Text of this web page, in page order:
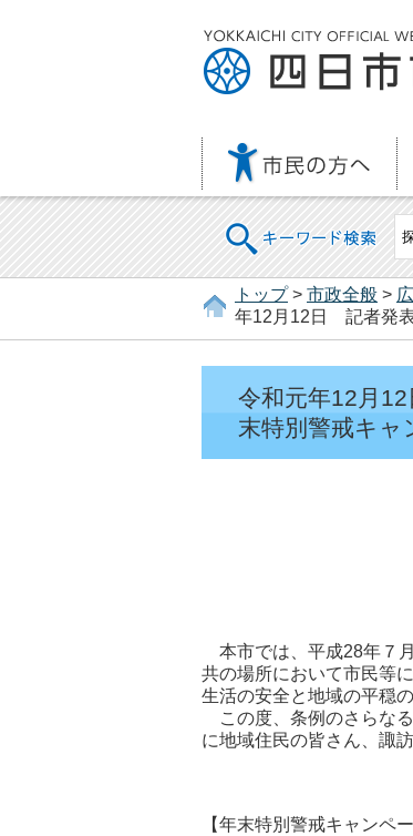
キーワード検索
トップ> 市政全般 >
年12月12日 記者発
令和元年12月
末特別警戒キャ
本市では、平成28年７
共の場所において市民等
生活の安全と地域の平穏
この度、条例のさらな
に地域住民の皆さん、諏
【年末特別警戒キャンペ